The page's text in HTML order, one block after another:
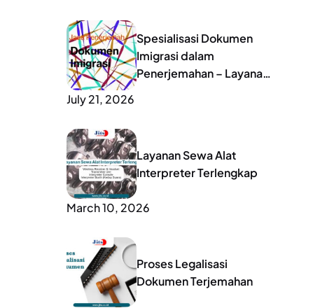
Spesialisasi Dokumen
Imigrasi dalam
Penerjemahan – Layanan
July 21, 2026
Layanan Sewa Alat
Interpreter Terlengkap
March 10, 2026
Proses Legalisasi
Dokumen Terjemahan